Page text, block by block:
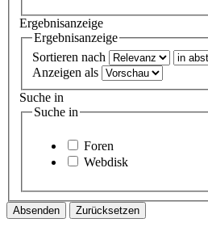
Ergebnisanzeige
Ergebnisanzeige
Sortieren nach
Anzeigen als
Suche in
Suche in
Foren
Webdisk